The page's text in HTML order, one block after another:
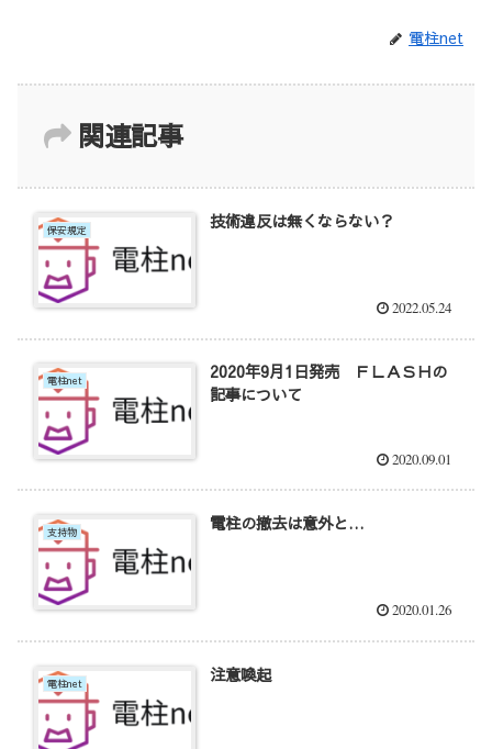
電柱net
関連記事
保安規定 技術違反は無くならない？
2022.05.24
電柱net
2020年9月1日発売 ＦＬＡＳＨの
記事について
2020.09.01
支持物 電柱の撤去は意外と…
2020.01.26
電柱net 注意喚起